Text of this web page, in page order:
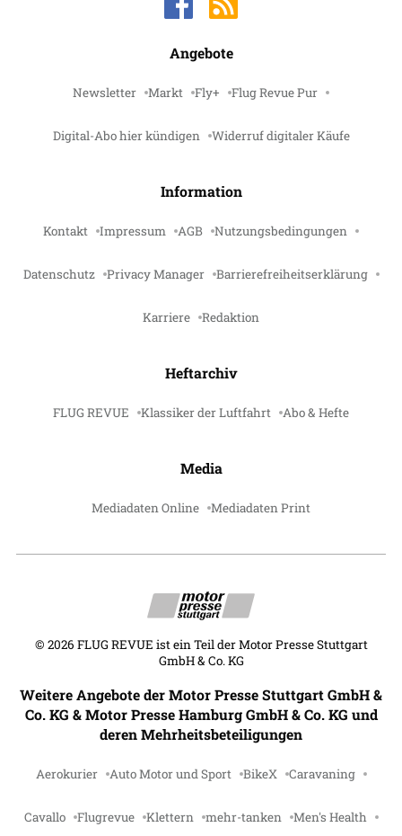
Angebote
Newsletter Markt Fly+ Flug Revue Pur
Digital-Abo hier kündigen Widerruf digitaler Käufe
Information
Kontakt Impressum AGB Nutzungsbedingungen
Datenschutz Privacy Manager Barrierefreiheitserklärung
Karriere Redaktion
Heftarchiv
FLUG REVUE Klassiker der Luftfahrt Abo & Hefte
Media
Mediadaten Online Mediadaten Print
© 2026 FLUG REVUE ist ein Teil der Motor Presse Stuttgart
GmbH & Co. KG
Weitere Angebote der Motor Presse Stuttgart GmbH &
Co. KG & Motor Presse Hamburg GmbH & Co. KG und
deren Mehrheitsbeteiligungen
Aerokurier Auto Motor und Sport BikeX Caravaning
Cavallo Flugrevue Klettern mehr-tanken Men's Health